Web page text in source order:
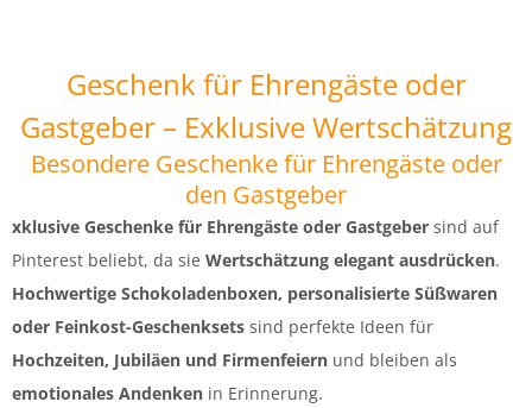
Geschenk für Ehrengäste oder
Gastgeber – Exklusive Wertschätzung
Besondere Geschenke für Ehrengäste oder
den Gastgeber
xklusive Geschenke für Ehrengäste oder Gastgeber sind auf
Pinterest beliebt, da sie Wertschätzung elegant ausdrücken.
Hochwertige Schokoladenboxen, personalisierte Süßwaren
oder Feinkost-Geschenksets sind perfekte Ideen für
Hochzeiten, Jubiläen und Firmenfeiern und bleiben als
emotionales Andenken in Erinnerung.